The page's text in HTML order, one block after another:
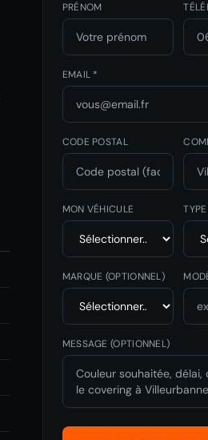
PRÉNOM
EMAIL *
CODE POSTAL
MON VÉHICULE
MARQUE (OPTIONNEL)
MESSAGE (OPTIONNEL)